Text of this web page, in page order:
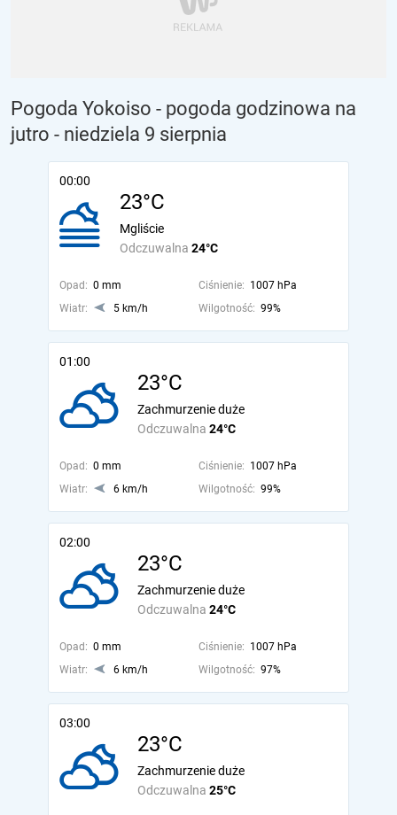
Pogoda Yokoiso - pogoda godzinowa na
jutro - niedziela 9 sierpnia
00:00
23°C
Odczuwalna 24°C
Mgliście
Opad: 0 mm Ciśnienie: 1007 hPa
Wiatr:
5 km/h Wilgotność: 99%
01:00
23°C
Odczuwalna 24°C
Zachmurzenie duże
Opad: 0 mm Ciśnienie: 1007 hPa
Wiatr:
6 km/h Wilgotność: 99%
02:00
23°C
Odczuwalna 24°C
Zachmurzenie duże
Opad: 0 mm Ciśnienie: 1007 hPa
Wiatr:
6 km/h Wilgotność: 97%
03:00
23°C
Odczuwalna 25°C
Zachmurzenie duże